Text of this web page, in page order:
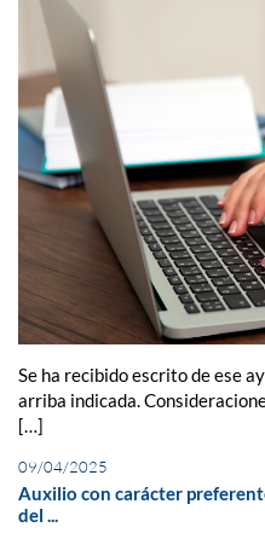
Se ha recibido escrito de ese
arriba indicada.
[…]
09/04/2025
Auxilio con carácter
del ...